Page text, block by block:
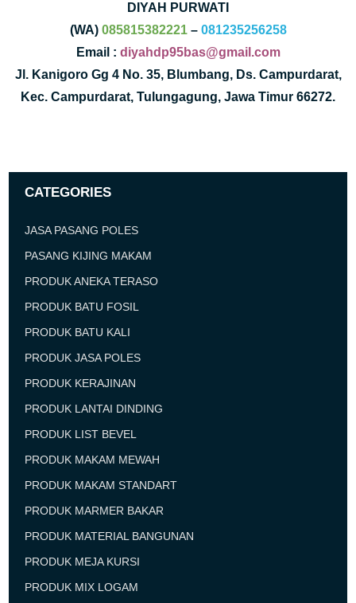
DIYAH PURWATI
(WA) 085815382221– 081235256258
Email : diyahdp95bas@gmail.com
Jl. Kanigoro Gg 4 No. 35, Blumbang, Ds. Campurdarat,
Kec. Campurdarat, Tulungagung, Jawa Timur 66272.
CATEGORIES
JASA PASANG POLES
PASANG KIJING MAKAM
PRODUK ANEKA TERASO
PRODUK BATU FOSIL
PRODUK BATU KALI
PRODUK JASA POLES
PRODUK KERAJINAN
PRODUK LANTAI DINDING
PRODUK LIST BEVEL
PRODUK MAKAM MEWAH
PRODUK MAKAM STANDART
PRODUK MARMER BAKAR
PRODUK MATERIAL BANGUNAN
PRODUK MEJA KURSI
PRODUK MIX LOGAM